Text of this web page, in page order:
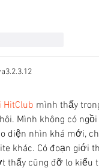
HitClub mình thấy
Mình không có
diện nhìn khá mới,
khác. Có đoạn giới
thấy cũng đỡ lo kiểu